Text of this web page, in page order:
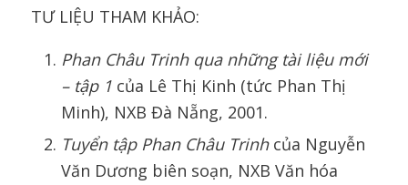
TƯ LIỆU THAM KHẢO:
Phan Châu Trinh qua những tài liệu mới
– tập 1của Lê Thị Kinh (tức Phan Thị
Minh), NXB Đà Nẵng, 2001.
Tuyển tập Phan Châu Trinhcủa Nguyễn
Văn Dương biên soạn, NXB Văn hóa